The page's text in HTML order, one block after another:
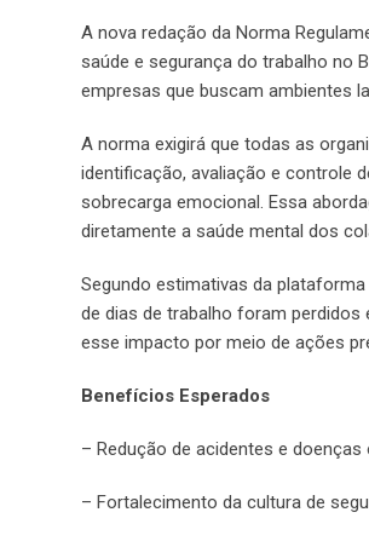
A nova redação da Norma
saúde e segurança do trabalho no
empresas que buscam ambientes
A norma exigirá que todas as
identificação, avaliação e controle
sobrecarga emocional. Essa
diretamente a saúde mental dos
Segundo estimativas da
de dias de trabalho foram
esse impacto por meio de ações
Benefícios Esperados
– Redução de acidentes e
– Fortalecimento da cultura de